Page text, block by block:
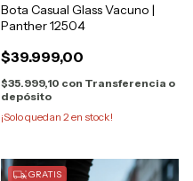
Bota Casual Glass Vacuno |
Panther 12504
$39.999,00
$35.999,10 con Transferencia o
depósito
¡Solo quedan 2 en stock!
GRATIS